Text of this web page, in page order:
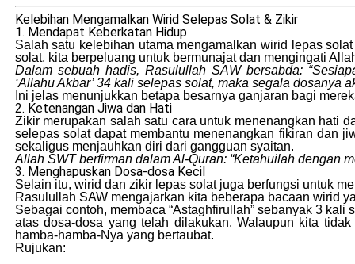
Kelebihan Mengamalkan Wirid Selepas Solat & Zikir
1. Mendapat Keberkatan Hidup
Salah satu kelebihan utama mengamalkan wirid lepas
solat, kita berpeluang untuk bermunajat dan mengingati
Dalam sebuah hadis, Rasulullah SAW bersabda:
‘Allahu Akbar’ 34 kali selepas solat, maka segala
Ini jelas menunjukkan betapa besarnya ganjaran bagi
2. Ketenangan Jiwa dan Hati
Zikir merupakan salah satu cara untuk menenangkan hati
selepas solat dapat membantu menenangkan fikiran dan
sekaligus menjauhkan diri dari gangguan syaitan.
Allah SWT berfirman dalam Al-Quran: “Ketahuilah dengan
3. Menghapuskan Dosa-dosa Kecil
Selain itu, wirid dan zikir lepas solat juga berfungsi untuk
Rasulullah SAW mengajarkan kita beberapa bacaan wirid
Sebagai contoh, membaca “Astaghfirullah” sebanyak 3
atas dosa-dosa yang telah dilakukan. Walaupun kita
hamba-hamba-Nya yang bertaubat.
Rujukan: